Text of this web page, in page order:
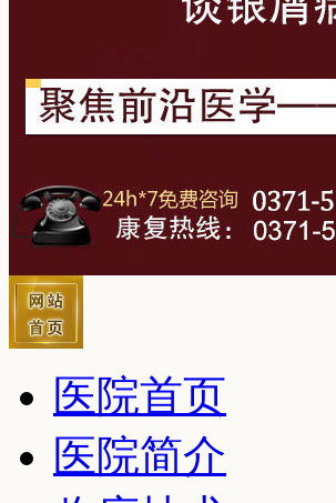
医院首页
医院简介